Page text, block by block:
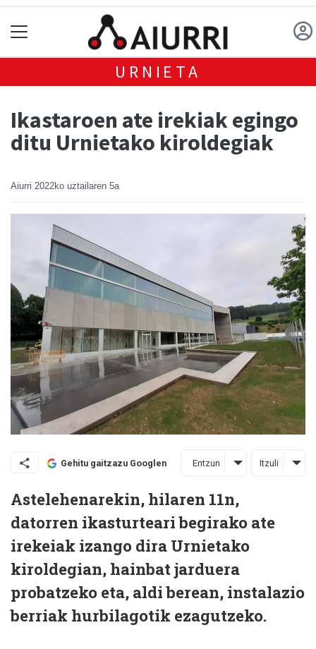
URNIETA
Ikastaroen ate irekiak egingo
ditu Urnietako kiroldegiak
Aiurri 2022ko uztailaren 5a
Gehitu gaitzazu Googlen Entzun Itzuli
Astelehenarekin, hilaren 11n,
datorren ikasturteari begirako ate
irekeiak izango dira Urnietako
kiroldegian, hainbat jarduera
probatzeko eta, aldi berean, instalazio
berriak hurbilagotik ezagutzeko.